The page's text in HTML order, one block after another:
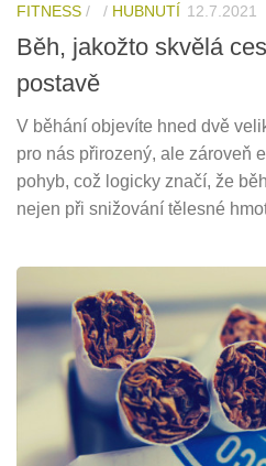
FITNESS / / HUBNUTÍ 12.7.2021
Běh, jakožto skvělá
postavě
V běhání objevíte hned dvě
pro nás přirozený, ale zároveň
pohyb, což logicky značí, že
nejen při snižování tělesné